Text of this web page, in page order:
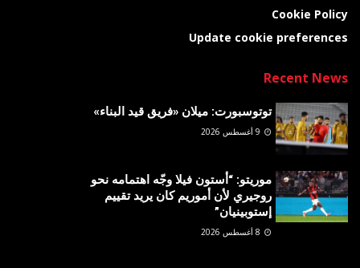
Cookie Policy
Update cookie preferences
Recent News
توتوسبورت: ميلان «فريق قيد البناء»
موريتو: “أستون فيلا وجّه اهتمامه نحو
روجيري لأن أموريم كان يريد تقييم
إستوبينيان”